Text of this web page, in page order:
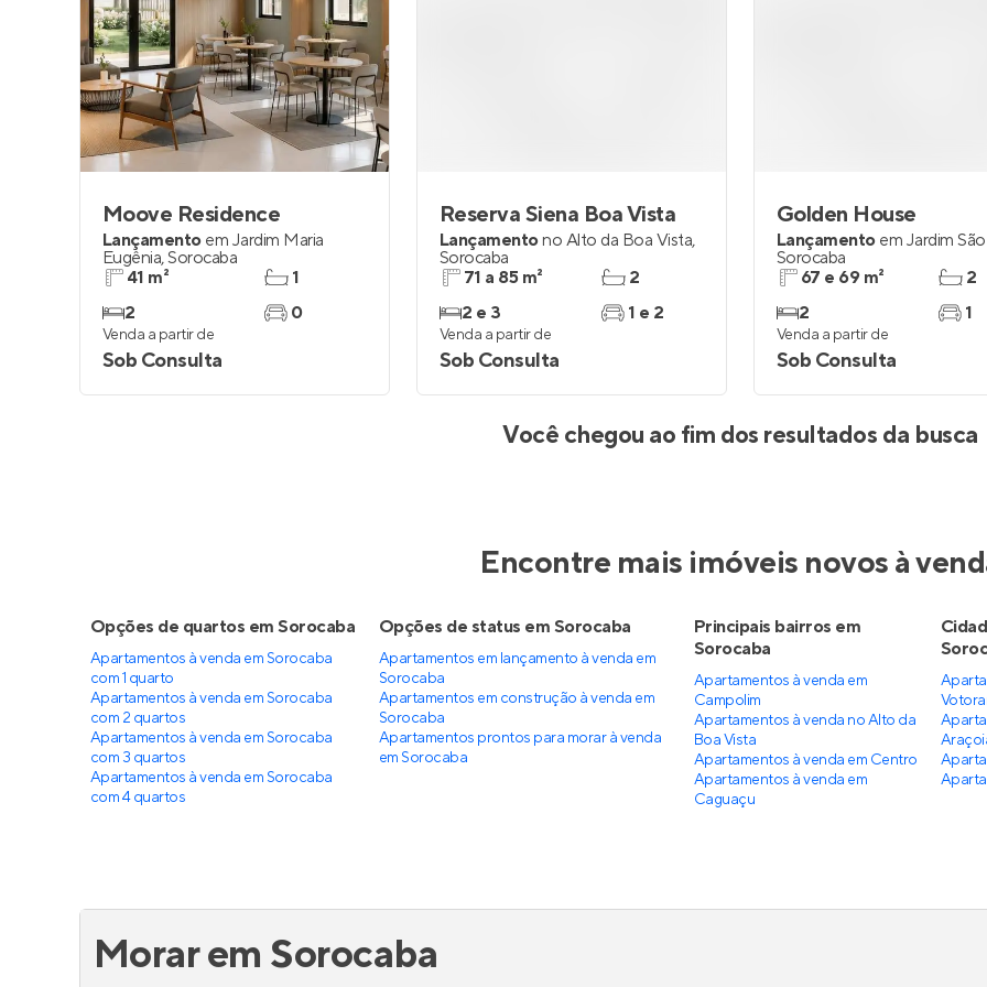
Moove Residence
Lançamento em Jardim Maria
Eugênia,Sorocaba
41 m²
2
1
0
Venda a partir de
Sob Consulta
Reserva Siena Boa Vista
Lançamentono Alto da Boa Vista,
Sorocaba
71 a 85 m²
2 e 3
2
1 e 2
Venda a partir de
Sob Consulta
Golden House
Lançamento em Jardim
Sorocaba
67 e 69 m²
2
2
1
Venda a partir de
Sob Consulta
Conheça mais apartamentos à venda próximos à sua busca
Apoena Mangal
Lançamento emVila Leão,
Sorocaba
R$ 927.091
Villa Cairu
R$ 793.468
Altus Towers
Lançamento Vila Lucy,
R$ 529.311